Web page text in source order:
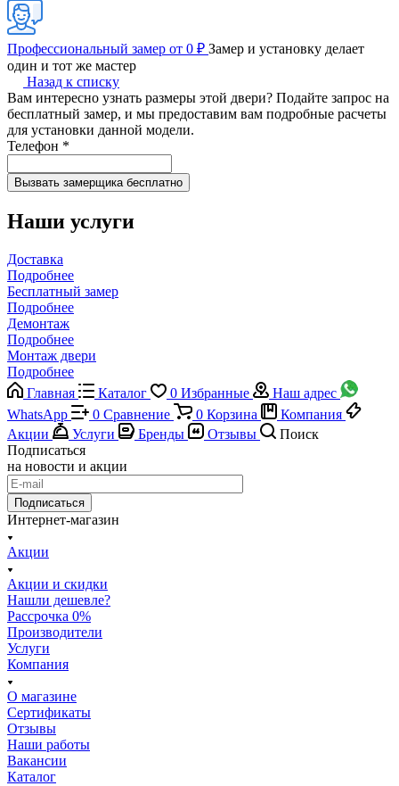
Профессиональный замер от 0 ₽ Замер и установку делает
один и тот же мастер
Назад к списку
Вам интересно узнать размеры этой двери? Подайте запрос на
бесплатный замер, и мы предоставим вам подробные расчеты
для установки данной модели.
Телефон *
Наши услуги
Доставка
Подробнее
Бесплатный замер
Подробнее
Демонтаж
Подробнее
Монтаж двери
Подробнее
Главная
Каталог 0 Избранные
Наш адрес
WhatsApp
0 Сравнение 0 Корзина
Компания
Акции
Услуги Бренды Отзывы
Поиск
Подписаться
на новости и акции
Подписаться
Интернет-магазин
Акции
Акции и скидки
Нашли дешевле?
Рассрочка 0%
Производители
Услуги
Компания
О магазине
Сертификаты
Отзывы
Наши работы
Вакансии
Каталог